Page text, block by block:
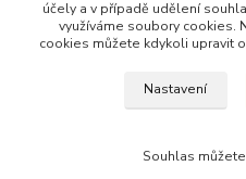
DASIX
účely a v případě udělení
využíváme soubory cookies.
cookies můžete kdykoli upravit
Nastavení
Souhlas